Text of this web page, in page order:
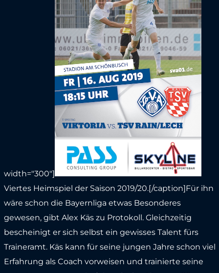
width="300"]
Viertes Heimspiel der Saison 2019/20.[/caption]Für ihn
wäre schon die Bayernliga etwas Besonderes
gewesen, gibt Alex Käs zu Protokoll. Gleichzeitig
bescheinigt er sich selbst ein gewisses Talent fürs
Traineramt. Käs kann für seine jungen Jahre schon viel
Erfahrung als Coach vorweisen und trainierte seine